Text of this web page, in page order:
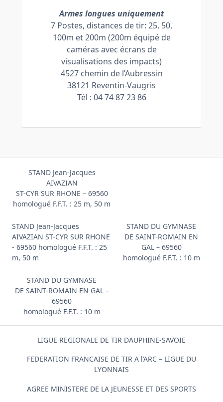
Armes longues uniquement
7 Postes, distances de tir: 25, 50,
100m et 200m (200m équipé de
caméras avec écrans de
visualisations des impacts)
4527 chemin de l’Aubressin
38121 Reventin-Vaugris
Tél : 04 74 87 23 86
STAND Jean-Jacques
AIVAZIAN
ST-CYR SUR RHONE – 69560
homologué F.F.T. : 25 m, 50 m
STAND Jean-Jacques
AIVAZIAN ST-CYR SUR RHONE
- 69560 homologué F.F.T. : 25
m, 50 m
STAND DU GYMNASE
DE SAINT-ROMAIN EN GAL –
69560
homologué F.F.T. : 10 m
STAND DU GYMNASE
DE SAINT-ROMAIN EN
GAL – 69560
homologué F.F.T. : 10 m
LIGUE REGIONALE DE TIR DAUPHINE-SAVOIE
FEDERATION FRANCAISE DE TIR A l’ARC – LIGUE DU
LYONNAIS
AGREE MINISTERE DE LA JEUNESSE ET DES SPORTS